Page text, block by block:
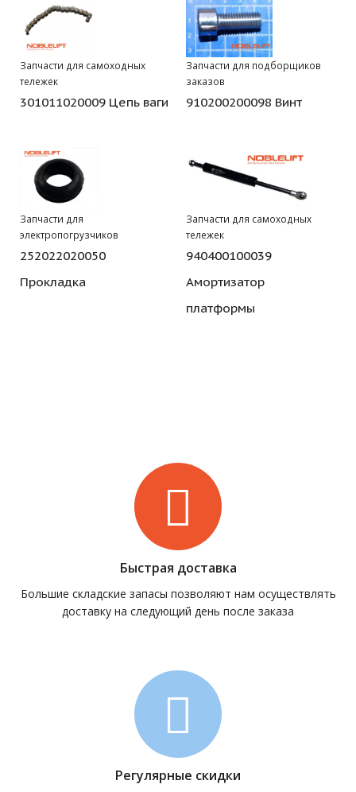
Запчасти для самоходных
тележек
301011020009 Цепь ваги
Запчасти для подборщиков
заказов
910200200098 Винт
Запчасти для
электропогрузчиков
252022020050
Прокладка
Запчасти для самоходных
тележек
940400100039
Амортизатор
платформы
Быстрая доставка
Большие складские запасы позволяют нам осуществлять
доставку на следующий день после заказа
Регулярные скидки